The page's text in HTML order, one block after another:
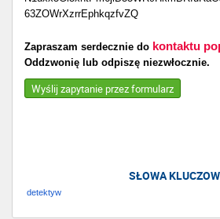
63ZOWrXzrrEphkqzfvZQ
Zapraszam serdecznie do kontaktu
Oddzwonię lub odpiszę niezwłocznie.
Wyślij zapytanie przez formularz
SŁOWA
detektyw